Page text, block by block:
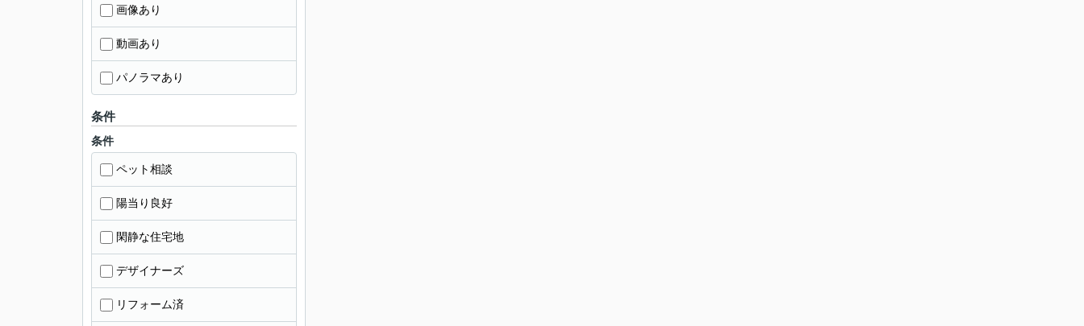
画像あり
動画あり
パノラマあり
条件
条件
ペット相談
陽当り良好
閑静な住宅地
デザイナーズ
リフォーム済